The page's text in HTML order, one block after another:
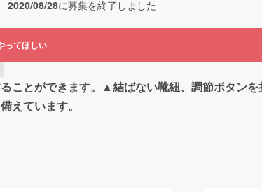
2020/08/28に募集を終了しました
ってほしい
ことができます。▲結ばない靴紐、調節ボタン
えています。